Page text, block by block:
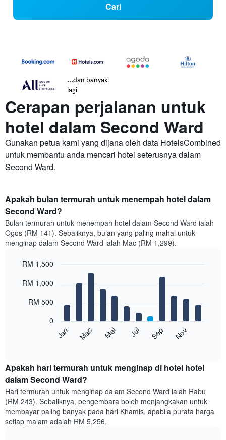
Cari
...dan banyak
lagi
Cerapan perjalanan untuk
hotel dalam Second Ward
Gunakan petua kami yang dijana oleh data HotelsCombined
untuk membantu anda mencari hotel seterusnya dalam
Second Ward.
Apakah bulan termurah untuk menempah hotel dalam
Second Ward?
Bulan termurah untuk menempah hotel dalam Second Ward ialah
Ogos (RM 141). Sebaliknya, bulan yang paling mahal untuk
menginap dalam Second Ward ialah Mac (RM 1,299).
chart
bars.
purata
bilik
setiap
bulan
Carta
mempunyai
1
graphic.
Jan Mac Mei Jul Sep Nov
0
RM 500
RM 1,000
RM 1,500
Apakah hari termurah untuk menginap di hotel hotel
dalam Second Ward?
Hari termurah untuk menginap dalam Second Ward ialah Rabu
(RM 243). Sebaliknya, pengembara boleh menjangkakan untuk
membayar paling banyak pada hari Khamis, apabila purata harga
setiap malam adalah RM 5,256.